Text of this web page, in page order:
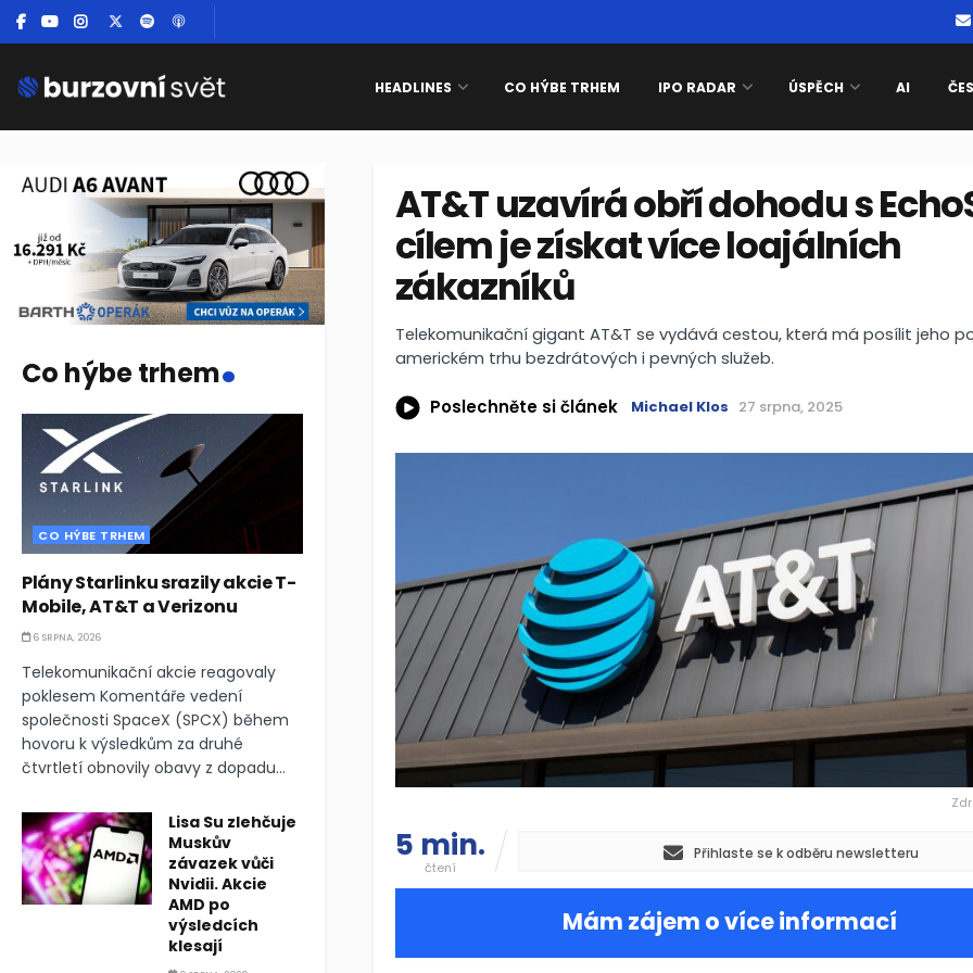
HEADLINES CO HÝBE TRHEM IPO RADAR ÚSPĚCH AI
AT&T uzavírá obří dohodu s
cílem je získat více loajálních
zákazníků
Telekomunikační gigant AT&T se vydává cestou, která má posílit jeho
americkém trhu bezdrátových i pevných služeb.
Poslechněte si článek Michael Klos 27 srpna, 2025
5 min.
čtení
Přihlaste se k odběru newsletteru
Mám zájem o více informací
Co hýbe trhem.
CO HÝBE TRHEM
Plány Starlinku srazily akcie T-
Mobile, AT&T a Verizonu
6 SRPNA, 2026
Telekomunikační akcie reagovaly
poklesem Komentáře vedení
společnosti SpaceX (SPCX) během
hovoru k výsledkům za druhé
čtvrtletí obnovily obavy z dopadu...
Lisa Su zlehčuje
Muskův
závazek vůči
Nvidii. Akcie
AMD po
výsledcích
klesají